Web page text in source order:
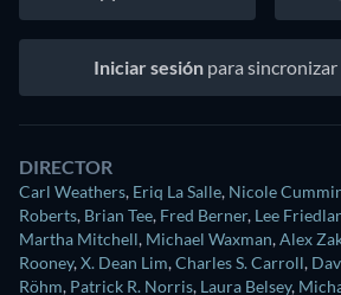
Iniciar sesión para
DIRECTOR
Carl Weathers, Eriq La Salle, Nicole
Roberts, Brian Tee, Fred Berner, Lee
Martha Mitchell, Michael Waxman,Alex
Rooney,X. Dean Lim,Charles S. Carroll,
Röhm, Patrick R. Norris, Laura Belsey,